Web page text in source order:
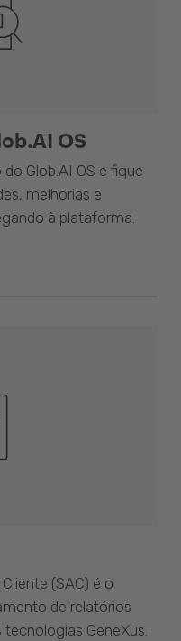
OS
Glob.AI OS e fique
melhorias e
à plataforma.
(SAC) é o
de relatórios
GeneXus.